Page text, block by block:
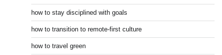
how to stay disciplined with goals
how to transition to remote-first culture
how to travel green